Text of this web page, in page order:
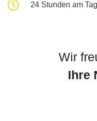
Wir
Ihre
24 Stunden am